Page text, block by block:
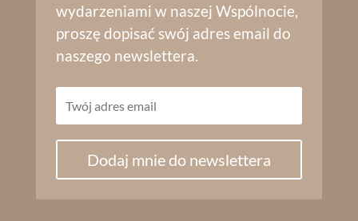
wydarzeniami w naszej Wspólnocie,
proszę dopisać swój adres email do
naszego newslettera.
Dodaj mnie do newslettera